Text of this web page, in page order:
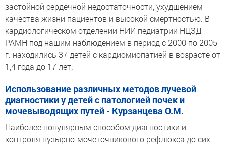
застойной сердечной недостаточности, ухудшением
качества жизни пациентов и высокой смертностью. В
кардиологическом отделении НИИ педиатрии НЦЗД
РАМН под нашим наблюдением в период с 2000 по 2005
г. находились 37 детей с кардиомиопатией в возрасте от
1,4 года до 17 лет.
Использование различных методов лучевой
диагностики у детей с патологией почек и
мочевыводящих путей - Курзанцева О.М.
Наиболее популярным способом диагностики и
контроля пузырно-мочеточникового рефлюкса до сих